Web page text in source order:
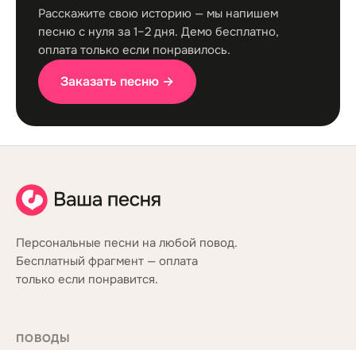
Расскажите свою историю — мы напишем
песню с нуля за 1–2 дня. Демо бесплатно,
оплата только если понравилось.
Заказать песню →
Персональные песни на любой повод.
Бесплатный фрагмент — оплата
только если понравится.
ПОВОДЫ